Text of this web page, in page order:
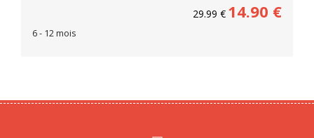
29.99 € 14.90 €
6 - 12 mois